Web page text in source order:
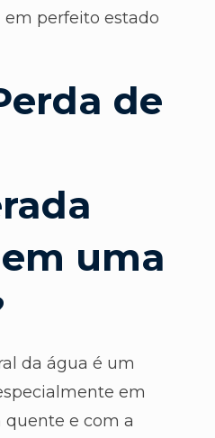
perfeito estado
de
uma
da água é um
em
e com a